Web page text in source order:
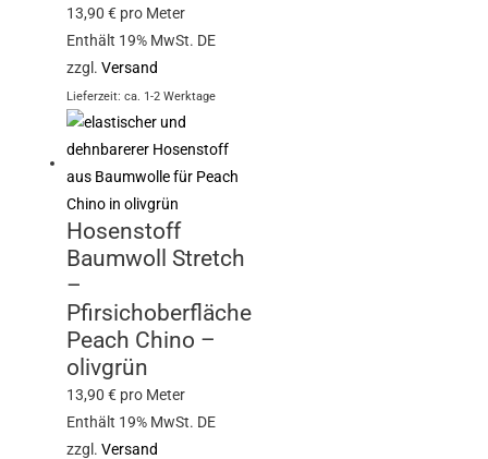
13,90€ pro Meter
Enthält 19% MwSt. DE
zzgl.Versand
Lieferzeit: ca. 1-2 Werktage
Hosenstoff
Baumwoll Stretch
–
Pfirsichoberfläche
Peach Chino –
olivgrün
13,90€ pro Meter
Enthält 19% MwSt. DE
zzgl.Versand